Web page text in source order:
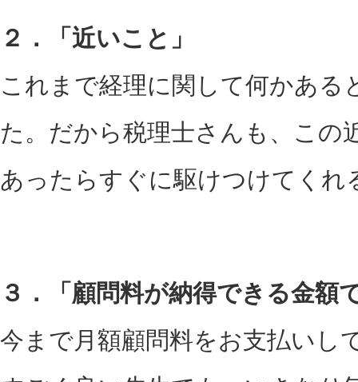
２．「近いこと」
これまで経理に関して何かある
た。だから税理士さんも、この
あったらすぐに駆けつけてくれ
３．「顧問料が納得できる金額
今まで月額顧問料をお支払いし